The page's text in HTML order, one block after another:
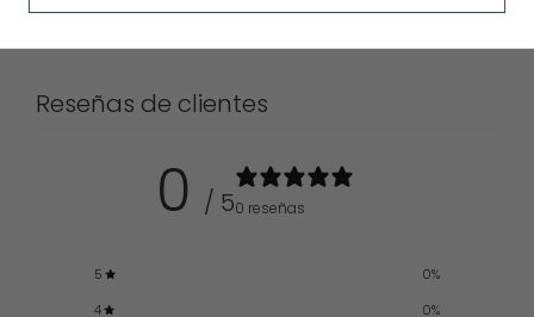
Reseñas de clientes
0 / 50 reseñas
5 0%
4
0%